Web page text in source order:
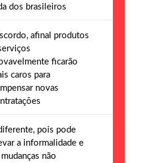
dos brasileiros
afinal produtos
ficarão
caros para
novas
pois pode
a informalidade e
não